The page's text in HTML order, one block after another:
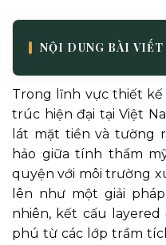
NỘI DUNG BÀI VIẾT
Trong lĩnh vực thiết
trúc hiện đại tại Việt
lát mặt tiền và tường
hảo giữa tính thẩm
quyện với môi trường
lên như một giải
nhiên, kết cấu layered
phú từ các lớp trầm